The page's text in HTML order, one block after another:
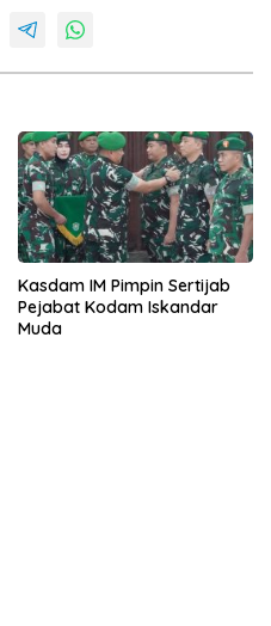
Kasdam IM Pimpin Sertijab
Pejabat Kodam Iskandar
Muda